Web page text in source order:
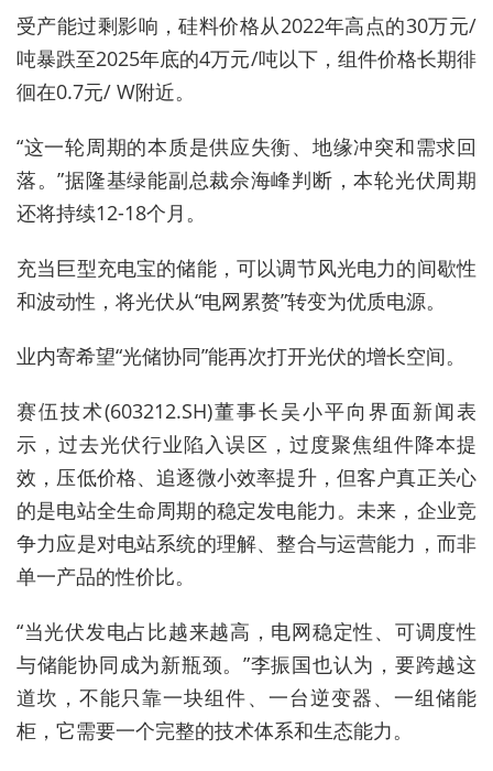
受产能过剩影响，硅料价格从2022年高点的30万元/
吨暴跌至2025年底的4万元/吨以下，组件价格长期徘
徊在0.7元/ W附近。
“这一轮周期的本质是供应失衡、地缘冲突和需求回
落。”据隆基绿能副总裁佘海峰判断，本轮光伏周期
还将持续12-18个月。
充当巨型充电宝的储能，可以调节风光电力的间歇性
和波动性，将光伏从“电网累赘”转变为优质电源。
业内寄希望“光储协同”能再次打开光伏的增长空间。
赛伍技术(603212.SH)董事长吴小平向界面新闻表
示，过去光伏行业陷入误区，过度聚焦组件降本提
效，压低价格、追逐微小效率提升，但客户真正关心
的是电站全生命周期的稳定发电能力。未来，企业竞
争力应是对电站系统的理解、整合与运营能力，而非
单一产品的性价比。
“当光伏发电占比越来越高，电网稳定性、可调度性
与储能协同成为新瓶颈。”李振国也认为， 要跨越这
道坎，不能只靠一块组件、一台逆变器、一组储能
柜，它需要一个完整的技术体系和生态能力。